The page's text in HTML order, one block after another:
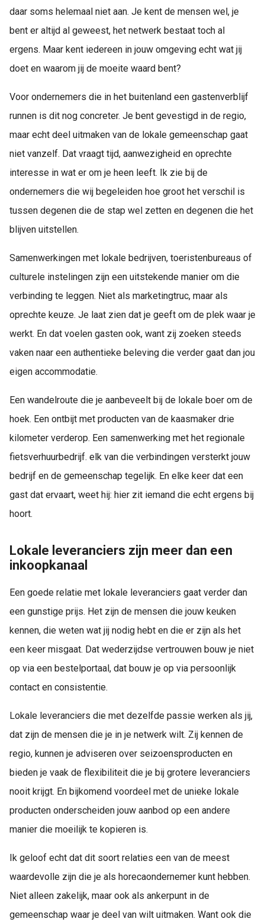
daar soms helemaal niet aan. Je kent de mensen wel, je
bent er altijd al geweest, het netwerk bestaat toch al
ergens. Maar kent iedereen in jouw omgeving echt wat jij
doet en waarom jij de moeite waard bent?
Voor ondernemers die in het buitenland een gastenverblijf
runnen is dit nog concreter. Je bent gevestigd in de regio,
maar echt deel uitmaken van de lokale gemeenschap gaat
niet vanzelf. Dat vraagt tijd, aanwezigheid en oprechte
interesse in wat er om je heen leeft. Ik zie bij de
ondernemers die wij begeleiden hoe groot het verschil is
tussen degenen die de stap wel zetten en degenen die het
blijven uitstellen.
Samenwerkingen met lokale bedrijven, toeristenbureaus of
culturele instelingen zijn een uitstekende manier om die
verbinding te leggen. Niet als marketingtruc, maar als
oprechte keuze. Je laat zien dat je geeft om de plek waar je
werkt. En dat voelen gasten ook, want zij zoeken steeds
vaken naar een authentieke beleving die verder gaat dan jou
eigen accommodatie.
Een wandelroute die je aanbeveelt bij de lokale boer om de
hoek. Een ontbijt met producten van de kaasmaker drie
kilometer verderop. Een samenwerking met het regionale
fietsverhuurbedrijf. elk van die verbindingen versterkt jouw
bedrijf en de gemeenschap tegelijk. En elke keer dat een
gast dat ervaart, weet hij: hier zit iemand die echt ergens bij
hoort.
Lokale leveranciers zijn meer dan een
inkoopkanaal
Een goede relatie met lokale leveranciers gaat verder dan
een gunstige prijs. Het zijn de mensen die jouw keuken
kennen, die weten wat jij nodig hebt en die er zijn als het
een keer misgaat. Dat wederzijdse vertrouwen bouw je niet
op via een bestelportaal, dat bouw je op via persoonlijk
contact en consistentie.
Lokale leveranciers die met dezelfde passie werken als jij,
dat zijn de mensen die je in je netwerk wilt. Zij kennen de
regio, kunnen je adviseren over seizoensproducten en
bieden je vaak de flexibiliteit die je bij grotere leveranciers
nooit krijgt. En bijkomend voordeel met de unieke lokale
producten onderscheiden jouw aanbod op een andere
manier die moeilijk te kopieren is.
Ik geloof echt dat dit soort relaties een van de meest
waardevolle zijn die je als horecaondernemer kunt hebben.
Niet alleen zakelijk, maar ook als ankerpunt in de
gemeenschap waar je deel van wilt uitmaken. Want ook die